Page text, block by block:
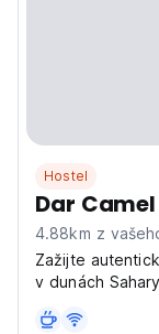
Hostel
Dar
4.88km z
Zažijte
v dunách
(Auto-